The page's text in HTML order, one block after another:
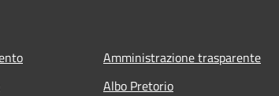
Amministrazione trasparente
Albo Pretorio